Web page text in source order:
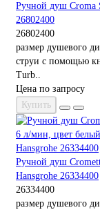
Ручной душ Croma
26802400
26802400
размер душевого
струи с помощью
Turb..
Цена по запросу
Купить
Ручной душ
Hansgrohe 26334400
26334400
размер душевого